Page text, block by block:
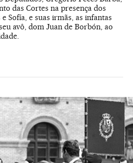
das Cortes na presença dos
Sofía, e suas irmãs, as infantas
avô, dom Juan de Borbón, ao